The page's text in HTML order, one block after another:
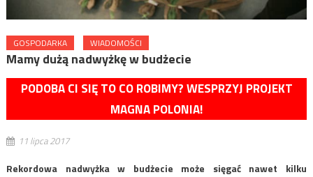
GOSPODARKA WIADOMOŚCI
Mamy dużą nadwyżkę w budżecie
PODOBA CI SIĘ TO CO ROBIMY? WESPRZYJ PROJEKT
MAGNA POLONIA!
11 lipca 2017
Rekordowa nadwyżka w budżecie może sięgać nawet kilku